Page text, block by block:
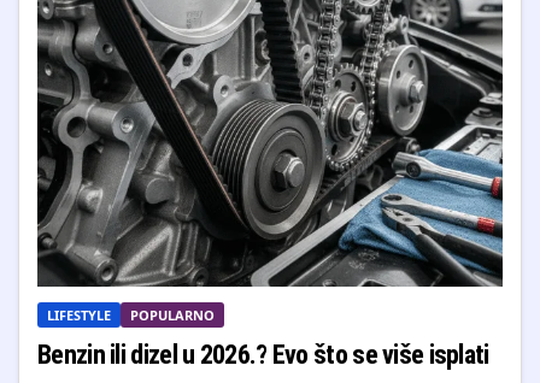
LIFESTYLE POPULARNO
Benzin ili dizel u 2026.? Evo što se više isplati